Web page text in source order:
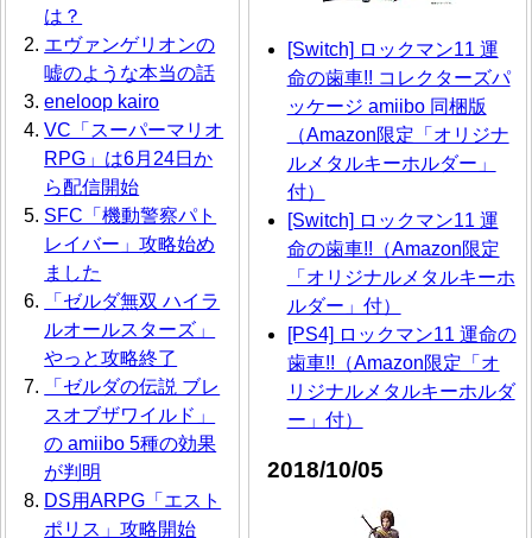
は？
エヴァンゲリオンの
嘘のような本当の話
eneloop kairo
VC「スーパーマリオ
RPG」は6月24日か
ら配信開始
SFC「機動警察パト
レイバー」攻略始め
ました
「ゼルダ無双 ハイラ
ルオールスターズ」
やっと攻略終了
「ゼルダの伝説 ブレ
スオブザワイルド」
の amiibo 5種の効果
が判明
DS用ARPG「エスト
ポリス」攻略開始
[Switch] ロックマン11 運
命の歯車!! コレクターズパ
ッケージ amiibo 同梱版
（Amazon限定「オリジナ
ルメタルキーホルダー」
付）
[Switch] ロックマン11 運
命の歯車!!（Amazon限定
「オリジナルメタルキーホ
ルダー」付）
[PS4] ロックマン11 運命の
歯車!!（Amazon限定「オ
リジナルメタルキーホルダ
ー」付）
2018/10/05